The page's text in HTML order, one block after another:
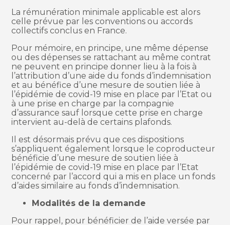
La rémunération minimale applicable est alors
celle prévue par les conventions ou accords
collectifs conclus en France.
Pour mémoire, en principe, une même dépense
ou des dépenses se rattachant au même contrat
ne peuvent en principe donner lieu à la fois à
l’attribution d’une aide du fonds d’indemnisation
et au bénéfice d’une mesure de soutien liée à
l’épidémie de covid-19 mise en place par l’Etat ou
à une prise en charge par la compagnie
d’assurance sauf lorsque cette prise en charge
intervient au-delà de certains plafonds.
Il est désormais prévu que ces dispositions
s’appliquent également lorsque le coproducteur
bénéficie d’une mesure de soutien liée à
l’épidémie de covid-19 mise en place par l’Etat
concerné par l’accord qui a mis en place un fonds
d’aides similaire au fonds d’indemnisation.
Modalités de la demande
Pour rappel, pour bénéficier de l’aide versée par